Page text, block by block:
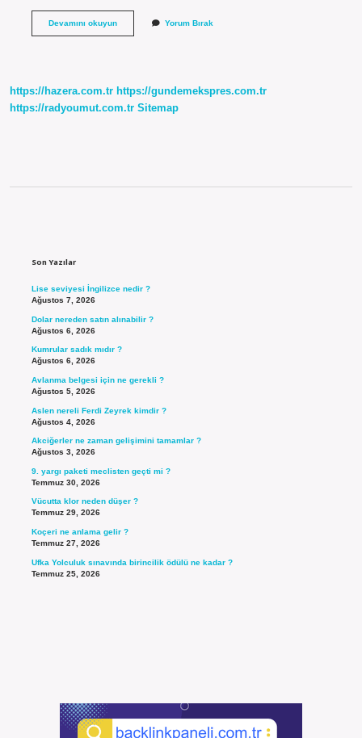
Devamını okuyunEn
Yorum Bırak
https://hazera.com.tr https://gundemekspres.com.tr
https://radyoumut.com.tr Sitemap
Son Yazılar
Lise seviyesi İngilizce nedir ?
Ağustos 7, 2026
Dolar nereden satın alınabilir ?
Ağustos 6, 2026
Kumrular sadık mıdır ?
Ağustos 6, 2026
Avlanma belgesi için ne gerekli ?
Ağustos 5, 2026
Aslen nereli Ferdi Zeyrek kimdir ?
Ağustos 4, 2026
Akciğerler ne zaman gelişimini tamamlar ?
Ağustos 3, 2026
9. yargı paketi meclisten geçti mi ?
Temmuz 30, 2026
Vücutta klor neden düşer ?
Temmuz 29, 2026
Koçeri ne anlama gelir ?
Temmuz 27, 2026
Ufka Yolculuk sınavında birincilik ödülü ne kadar ?
Temmuz 25, 2026